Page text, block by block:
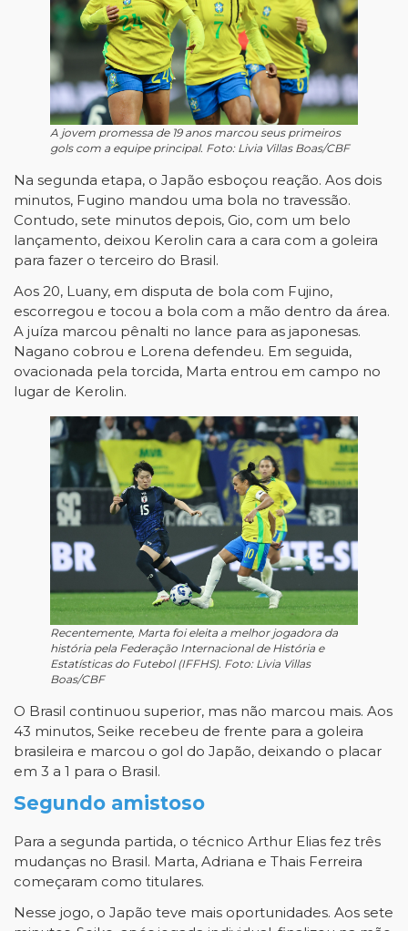
A jovem promessa de 19 anos marcou seus primeiros
gols com a equipe principal. Foto: Livia Villas Boas/CBF
Na segunda etapa, o Japão esboçou reação. Aos dois
minutos, Fugino mandou uma bola no travessão.
Contudo, sete minutos depois, Gio, com um belo
lançamento, deixou Kerolin cara a cara com a goleira
para fazer o terceiro do Brasil.
Aos 20, Luany, em disputa de bola com Fujino,
escorregou e tocou a bola com a mão dentro da área.
A juíza marcou pênalti no lance para as japonesas.
Nagano cobrou e Lorena defendeu. Em seguida,
ovacionada pela torcida, Marta entrou em campo no
lugar de Kerolin.
Recentemente, Marta foi eleita a melhor jogadora da
história pela Federação Internacional de História e
Estatísticas do Futebol (IFFHS). Foto: Livia Villas
Boas/CBF
O Brasil continuou superior, mas não marcou mais. Aos
43 minutos, Seike recebeu de frente para a goleira
brasileira e marcou o gol do Japão, deixando o placar
em 3 a 1 para o Brasil.
Segundo amistoso
Para a segunda partida, o técnico Arthur Elias fez três
mudanças no Brasil. Marta, Adriana e Thais Ferreira
começaram como titulares.
Nesse jogo, o Japão teve mais oportunidades. Aos sete